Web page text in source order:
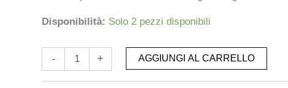
Disponibilità: Solo 2 pezzi disponibili
- + AGGIUNGI AL CARRELLO